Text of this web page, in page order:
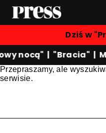
Dziś w
nocą" | "Bracia" |
Przepraszamy, ale
serwisie.